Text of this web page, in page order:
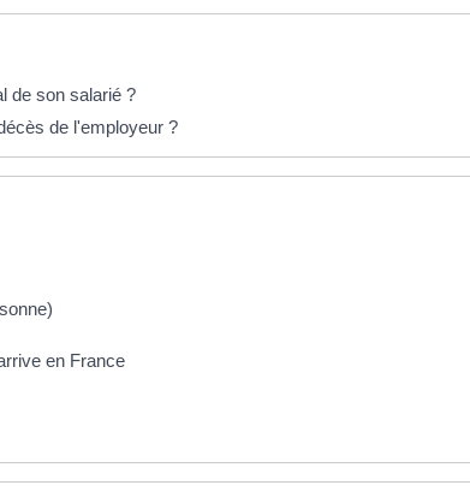
de son salarié ?
de l'employeur ?
en France